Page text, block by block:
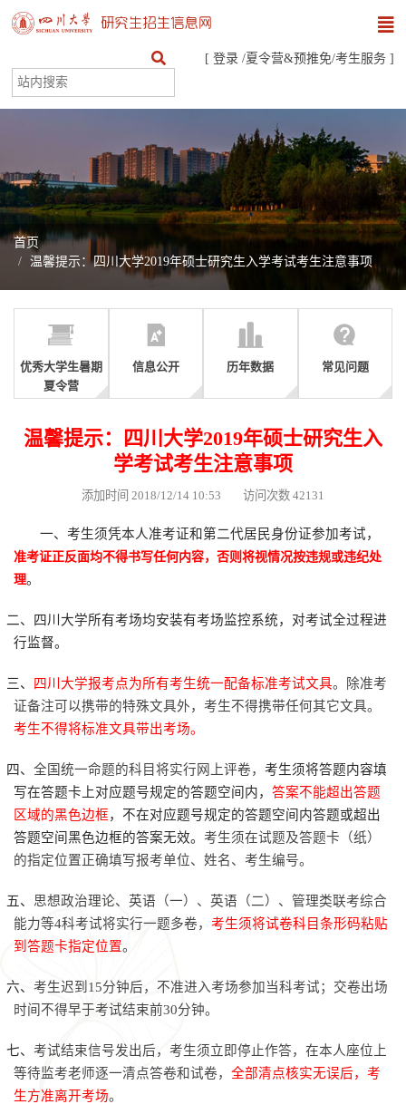
[ 登录 /夏令营&预推免/考生服务 ]
首页
温馨提示：四川大学2019年硕士研究生入学考试考生注意事项
优秀大学生暑期
夏令营
信息公开 历年数据 常见问题
温馨提示：四川大学2019年硕士研究生入
学考试考生注意事项
添加时间 2018/12/14 10:53 访问次数 42131
一、考生须凭本人准考证和第二代居民身份证参加考试，
准考证正反面均不得书写任何内容，否则将视情况按违规或违纪处
理。
二、四川大学所有考场均安装有考场监控系统，对考试全过程进
行监督。
三、 四川大学报考点为所有考生统一配备标准考试文具。除准考
证备注可以携带的特殊文具外，考生不得携带任何其它文具。
考生不得将标准文具带出考场。
四、 全国统一命题的科目将实行网上评卷， 考生须将答题内容填
写在答题卡上对应题号规定的答题空间内， 答案不能超出答题
区域的黑色边框，不在对应题号规定的答题空间内答题或超出
答题空间黑色边框的答案无效。 考生须在试题及答题卡（纸）
的指定位置正确填写报考单位、姓名、考生编号。
五、 思想政治理论、英语（一）、英语（二）、管理类联考综合
能力等4科考试将实行一题多卷， 考生须将试卷科目条形码粘贴
到答题卡指定位置。
六、 考生迟到 15分钟后，不准进入考场参加当科考试；交卷出场
时间不得早于考试结束前30分钟。
七、 考试结束信号发出后，考生须立即停止作答，在本人座位上
等待监考老师逐一清点答卷和试卷， 全部清点核实无误后，考
生方准离开考场。